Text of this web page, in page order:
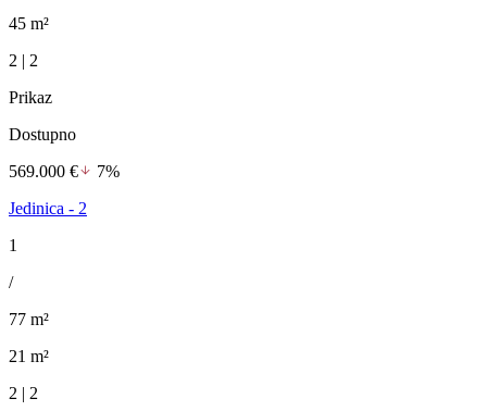
45 m²
2 | 2
Prikaz
Dostupno
569.000 €
7%
Jedinica - 2
1
/
77 m²
21 m²
2 | 2